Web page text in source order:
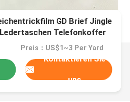
GD Brief Jingle
Telefonkoffer
Preis：US$1~3 Per Yard
Kontaktieren Sie
uns